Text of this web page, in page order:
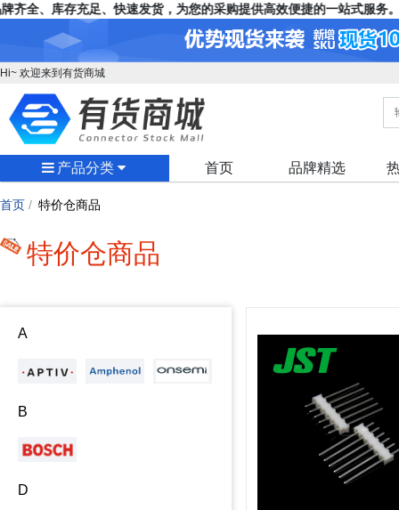
全、库存充足、快速发货，为您的采购提供高效便捷的一站式服务。
Hi~ 欢迎来到有货商城
产品分类 首页 品牌精选
首页 / 特价仓商品
特价仓商品
A
B
D